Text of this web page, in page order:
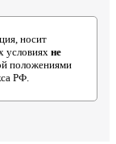
носит
условиях не
положениями
РФ.